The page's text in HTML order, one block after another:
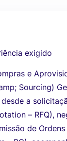
exigido
e
Sourcing)
a
– RFQ),
de